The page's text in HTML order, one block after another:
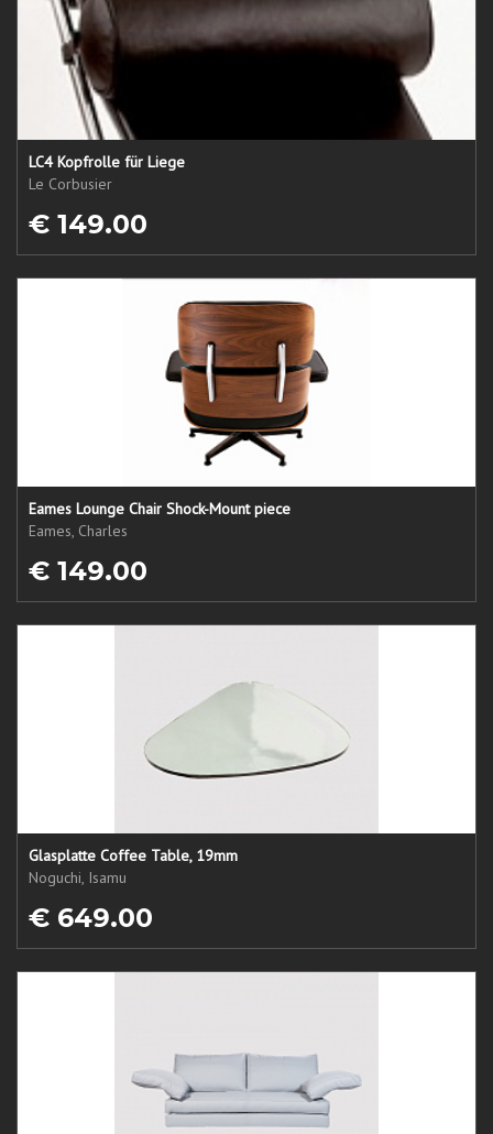
LC4 Kopfrolle für Liege
Le Corbusier
€ 149.00
Eames Lounge Chair Shock-Mount piece
Eames, Charles
€ 149.00
Glasplatte Coffee Table, 19mm
Noguchi, Isamu
€ 649.00